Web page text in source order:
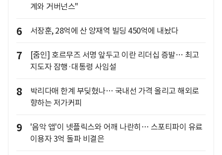
계와 거버넌스"
6 서장훈, 28억에 산 양재역 빌딩 450억에 내놨다
7
[줌인] 호르무즈 서명 앞두고 이란 리더십 증발… 최고
지도자 잠행·대통령 사임설
8
박리다매 한계 부딪혔나… 국내선 가격 올리고 해외로
향하는 저가커피
9
'음악 앱'이 넷플릭스와 어깨 나란히… 스포티파이 유료
이용자 3억 돌파 비결은